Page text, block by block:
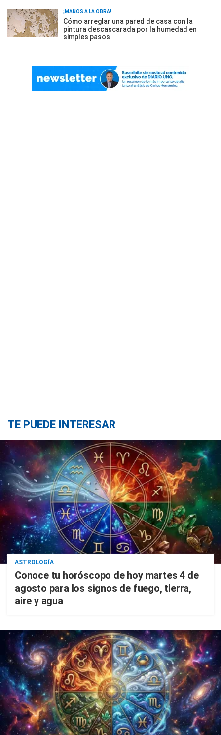
¡MANOS A LA OBRA!
Cómo arreglar una pared de casa con la
pintura descascarada por la humedad en
simples pasos
TE PUEDE INTERESAR
ASTROLOGÍA
Conoce tu horóscopo de hoy martes 4 de
agosto para los signos de fuego, tierra,
aire y agua